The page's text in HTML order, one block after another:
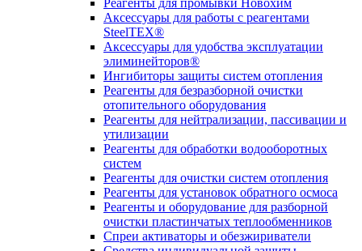
Реагенты для промывки Новохим
Аксессуары для работы с реагентами
SteelTEX®
Аксессуары для удобства эксплуатации
элиминейторов®
Ингибиторы защиты систем отопления
Реагенты для безразборной очистки
отопительного оборудования
Реагенты для нейтрализации, пассивации и
утилизации
Реагенты для обработки водооборотных
систем
Реагенты для очистки систем отопления
Реагенты для установок обратного осмоса
Реагенты и оборудование для разборной
очистки пластинчатых теплообменников
Спреи активаторы и обезжириватели